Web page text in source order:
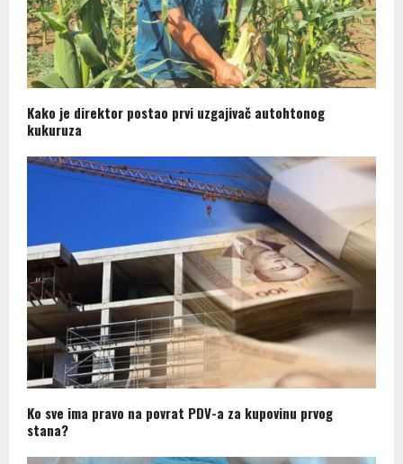
Kako je direktor postao prvi uzgajivač autohtonog
kukuruza
Ko sve ima pravo na povrat PDV-a za kupovinu prvog
stana?